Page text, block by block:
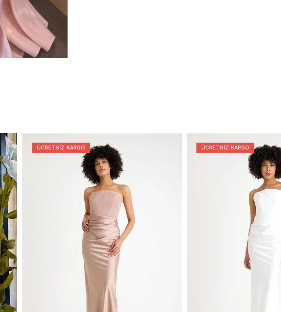
ÜCRETSIZ KARGO ÜCRETSIZ KARGO